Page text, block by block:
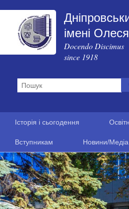
імені
Docendo Discimus
since 1918
Історія і сьогодення
Вступникам Новини/Медіа